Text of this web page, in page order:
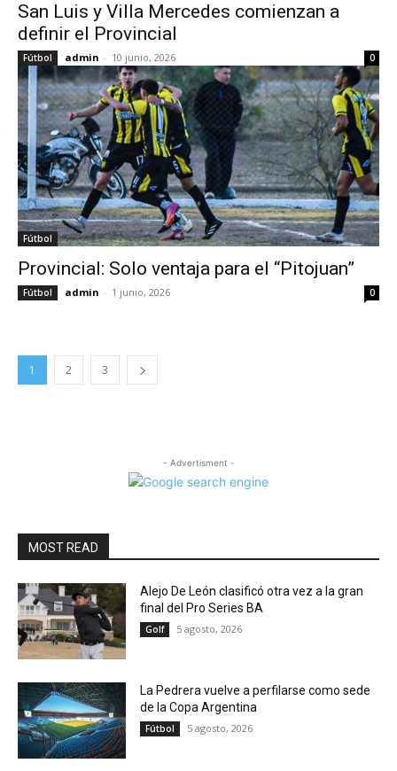
San Luis y Villa Mercedes comienzan a
definir el Provincial
Fútbol admin - 10 junio, 2026 0
Fútbol
Provincial: Solo ventaja para el “Pitojuan”
Fútbol admin - 1 junio, 2026 0
1 2 3
- Advertisment -
MOST READ
Alejo De León clasificó otra vez a la gran
final del Pro Series BA
Golf 5 agosto, 2026
La Pedrera vuelve a perfilarse como sede
de la Copa Argentina
Fútbol 5 agosto, 2026